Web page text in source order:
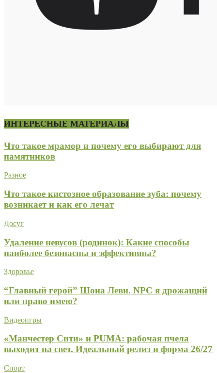
ИНТЕРЕСНЫЕ МАТЕРИАЛЫ
Что такое мрамор и почему его выбирают для
памятников
Разное
Что такое кистозное образование зуба: почему
возникает и как его лечат
Досуг
Удаление невусов (родинок): Какие способы
наиболее безопасны и эффективны?
Здоровье
“Главный герой” Шона Леви. NPC я дрожащий
или право имею?
Видеоигры
«Манчестер Сити» и PUMA: рабочая пчела
выходит на свет. Идеальный релиз и форма 26/27
Спорт